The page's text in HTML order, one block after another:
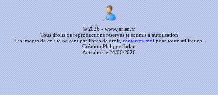
© 2026 - www.jarlan.fr
Tous droits de reproductions réservés et soumis à autorisation
Les images de ce site ne sont pas libres de droit, contactez-moi pour toute utilisation.
Création Philippe Jarlan
Actualisé le 24/06/2026